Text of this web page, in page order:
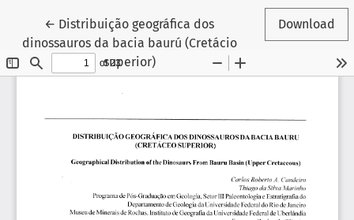
← Return to Article Details
Distribuição geográfica dos
dinossauros da bacia baurú (Cretácio
superior)
Download